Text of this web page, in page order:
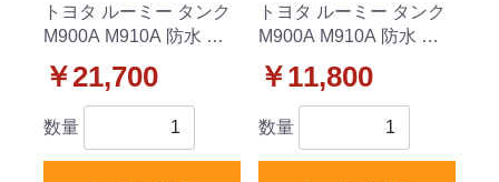
トヨタ ルーミー タンク
M900A M910A 防水 ゴ
イザーセット カーマッ
ト ラバータイプ
￥21,700
数量
トヨタ ルーミー タンク
M900A M910A 防水 ゴ
ット ラバータイプ
￥11,800
数量